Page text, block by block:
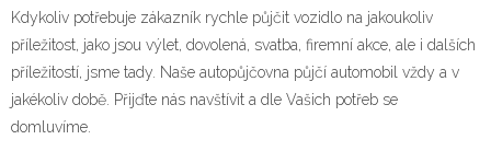
Kdykoliv potřebuje zákazník rychle půjčit vozidlo na jakoukoliv
příležitost, jako jsou výlet, dovolená, svatba, firemní akce, ale i dalších
příležitostí, jsme tady. Naše autopůjčovna půjčí automobil vždy a v
jakékoliv době. Přijďte nás navštívit a dle Vašich potřeb se
domluvíme.